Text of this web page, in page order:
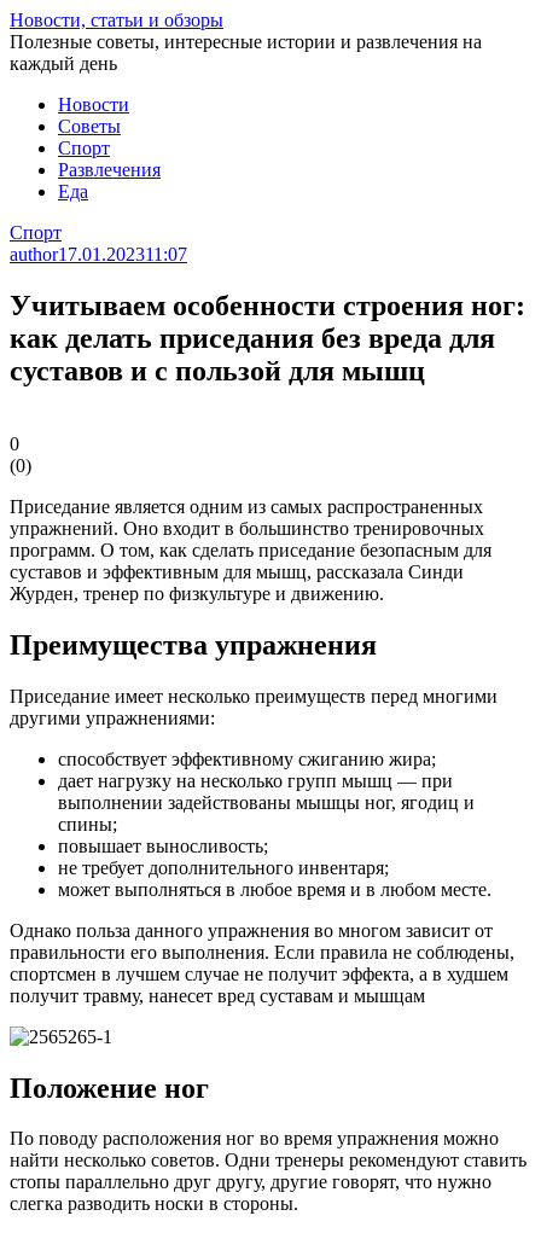
Перейти
к
статье
Новости, статьи и обзоры
Полезные советы, интересные истории и развлечения на
каждый день
Новости
Советы
Спорт
Развлечения
Еда
Спорт
author17.01.202311:07
Учитываем особенности строения ног:
как делать приседания без вреда для
суставов и с пользой для мышц
0
(0)
Приседание является одним из самых распространенных
упражнений. Оно входит в большинство тренировочных
программ. О том, как сделать приседание безопасным для
суставов и эффективным для мышц, рассказала Синди
Журден, тренер по физкультуре и движению.
Преимущества упражнения
Приседание имеет несколько преимуществ перед многими
другими упражнениями:
способствует эффективному сжиганию жира;
дает нагрузку на несколько групп мышц — при
выполнении задействованы мышцы ног, ягодиц и
спины;
повышает выносливость;
не требует дополнительного инвентаря;
может выполняться в любое время и в любом месте.
Однако польза данного упражнения во многом зависит от
правильности его выполнения. Если правила не соблюдены,
спортсмен в лучшем случае не получит эффекта, а в худшем
получит травму, нанесет вред суставам и мышцам
Положение ног
По поводу расположения ног во время упражнения можно
найти несколько советов. Одни тренеры рекомендуют ставить
стопы параллельно друг другу, другие говорят, что нужно
слегка разводить носки в стороны.